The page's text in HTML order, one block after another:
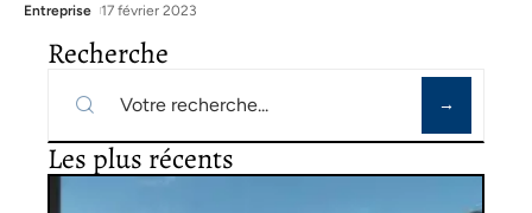
Entreprise 17 février 2023
Recherche
Les plus récents